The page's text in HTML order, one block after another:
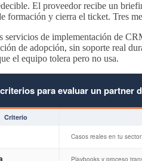
El proveedor recibe un
formación y cierra el ticket. Tres
servicios de implementación de
de adopción, sin soporte real
el equipo tolera pero no usa.